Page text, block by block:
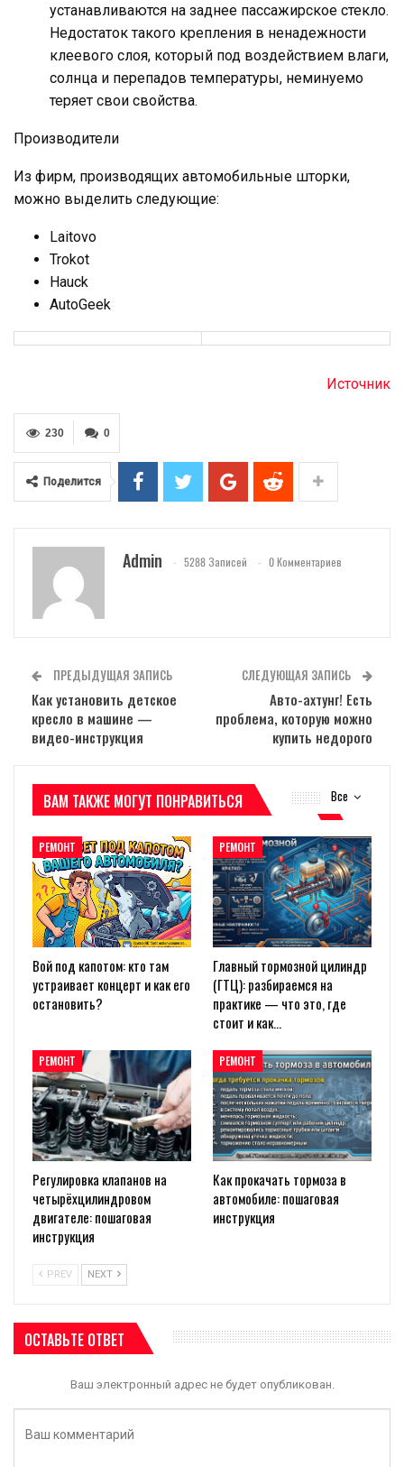
устанавливаются на заднее пассажирское стекло.
Недостаток такого крепления в ненадежности
клеевого слоя, который под воздействием влаги,
солнца и перепадов температуры, неминуемо
теряет свои свойства.
Производители
Из фирм, производящих автомобильные шторки,
можно выделить следующие:
Laitovo
Trokot
Hauck
AutoGeek
Источник
0
230
Поделится
Admin 5288 Записей 0 Комментариев
ПРЕДЫДУЩАЯ ЗАПИСЬ
Как установить детское
кресло в машине —
видео-инструкция
СЛЕДУЮЩАЯ ЗАПИСЬ
Авто-ахтунг! Есть
проблема, которую можно
купить недорого
Все
ВАМ ТАКЖЕ МОГУТ ПОНРАВИТЬСЯ
РЕМОНТ
Вой под капотом: кто там
устраивает концерт и как его
остановить?
РЕМОНТ
Главный тормозной цилиндр
(ГТЦ): разбираемся на
практике — что это, где
стоит и как…
РЕМОНТ
Регулировка клапанов на
четырёхцилиндровом
двигателе: пошаговая
инструкция
РЕМОНТ
Как прокачать тормоза в
автомобиле: пошаговая
инструкция
PREV NEXT
ОСТАВЬТЕ ОТВЕТ
Ваш электронный адрес не будет опубликован.